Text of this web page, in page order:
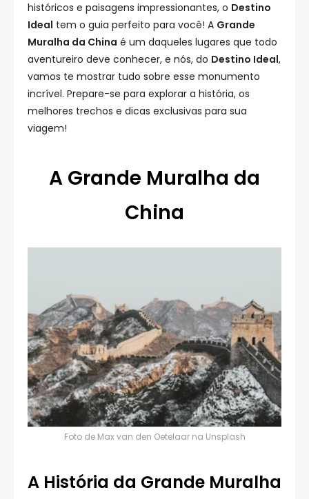
históricos e paisagens impressionantes, o Destino
Ideal tem o guia perfeito para você! A Grande
Muralha da China é um daqueles lugares que todo
aventureiro deve conhecer, e nós, do Destino Ideal,
vamos te mostrar tudo sobre esse monumento
incrível. Prepare-se para explorar a história, os
melhores trechos e dicas exclusivas para sua
viagem!
A Grande Muralha da
China
Foto de Max van den Oetelaarna Unsplash
A História da Grande Muralha